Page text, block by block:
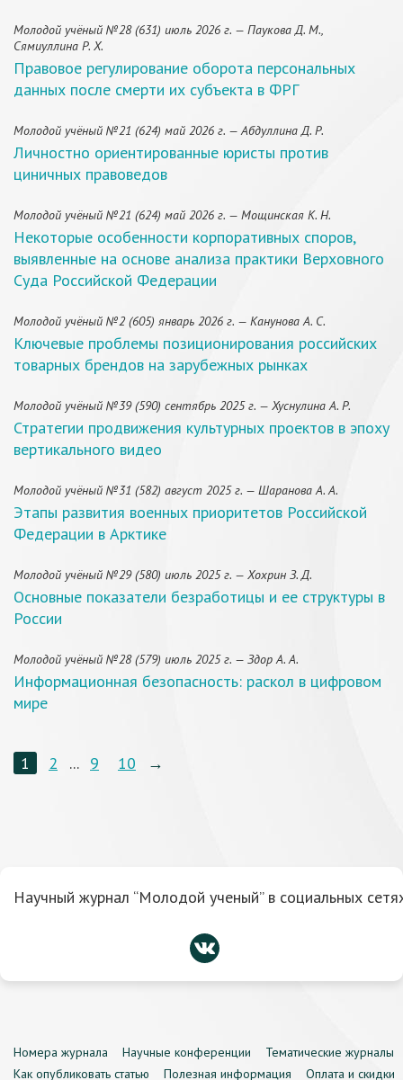
Молодой учёный №28 (631) июль 2026 г. — Паукова Д. М.,
Сямиуллина Р. Х.
Правовое регулирование оборота персональных
данных после смерти их субъекта в ФРГ
Молодой учёный №21 (624) май 2026 г. — Абдуллина Д. Р.
Личностно ориентированные юристы против
циничных правоведов
Молодой учёный №21 (624) май 2026 г. — Мощинская К. Н.
Некоторые особенности корпоративных споров,
выявленные на основе анализа практики Верховного
Суда Российской Федерации
Молодой учёный №2 (605) январь 2026 г. — Канунова А. С.
Ключевые проблемы позиционирования российских
товарных брендов на зарубежных рынках
Молодой учёный №39 (590) сентябрь 2025 г. — Хуснулина А. Р.
Стратегии продвижения культурных проектов в эпоху
вертикального видео
Молодой учёный №31 (582) август 2025 г. — Шаранова А. А.
Этапы развития военных приоритетов Российской
Федерации в Арктике
Молодой учёный №29 (580) июль 2025 г. — Хохрин З. Д.
Основные показатели безработицы и ее структуры в
России
Молодой учёный №28 (579) июль 2025 г. — Здор А. А.
Информационная безопасность: раскол в цифровом
мире
1 2 ... 9 10 →
Научный журнал “Молодой ученый” в социальных
Номера журнала Научные конференции
Тематические журналы
Как опубликовать статью
Полезная информация Оплата и скидки